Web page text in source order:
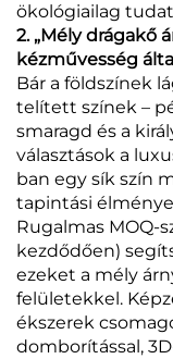
ökológiailag
2. „Mély drágakő
kézművesség
Bár a földszínek
telített színek –
smaragd és a
választások a
ban egy sík szín
tapintási
Rugalmas MOQ-
kezdődően)
ezeket a mély
felületekkel.
ékszerek
domborítással,